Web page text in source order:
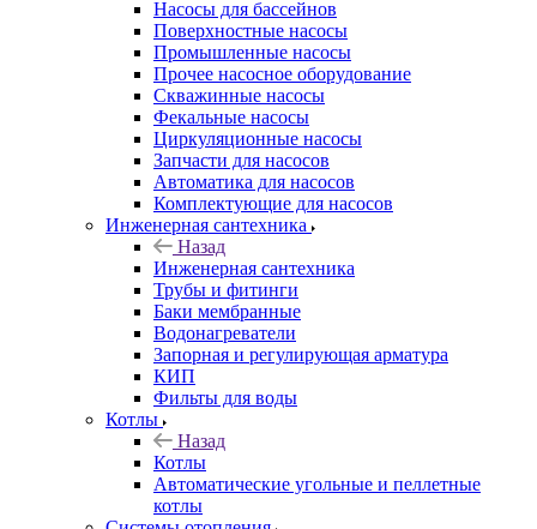
Насосы для бассейнов
Поверхностные насосы
Промышленные насосы
Прочее насосное оборудование
Скважинные насосы
Фекальные насосы
Циркуляционные насосы
Запчасти для насосов
Автоматика для насосов
Комплектующие для насосов
Инженерная сантехника
Назад
Инженерная сантехника
Трубы и фитинги
Баки мембранные
Водонагреватели
Запорная и регулирующая арматура
КИП
Фильты для воды
Котлы
Назад
Котлы
Автоматические угольные и пеллетные
котлы